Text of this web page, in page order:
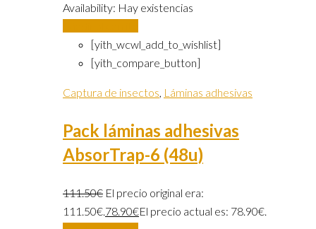
Availability: Hay existencias
[yith_wcwl_add_to_wishlist]
[yith_compare_button]
Captura de insectos, Láminas adhesivas
Pack láminas adhesivas
AbsorTrap-6 (48u)
111.50€ El precio original era:
111.50€.78.90€El precio actual es: 78.90€.